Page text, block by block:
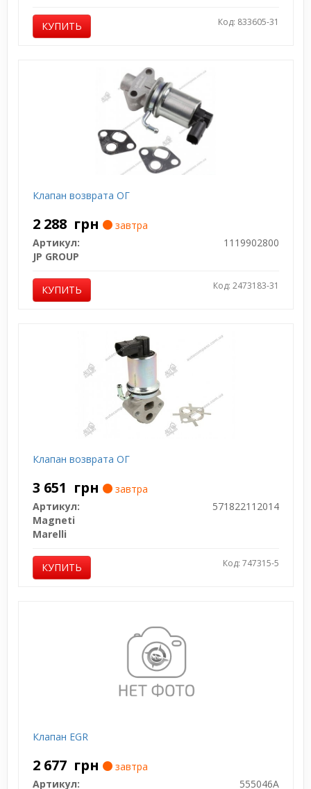
КУПИТЬ Код: 833605-31
Клапан возврата ОГ
2 288 грн
завтра
Артикул:
1119902800
JP GROUP
КУПИТЬ Код: 2473183-31
Клапан возврата ОГ
3 651 грн
завтра
Артикул:
571822112014
Magneti
Marelli
КУПИТЬ Код: 747315-5
Клапан EGR
2 677 грн
завтра
Артикул:
555046A